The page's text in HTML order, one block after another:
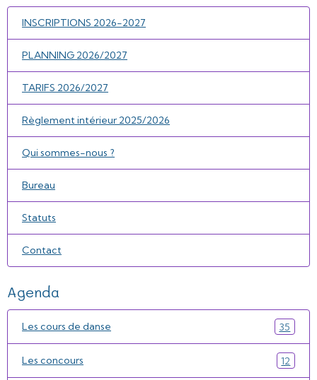
INSCRIPTIONS 2026-2027
PLANNING 2026/2027
TARIFS 2026/2027
Règlement intérieur 2025/2026
Qui sommes-nous ?
Bureau
Statuts
Contact
Agenda
Les cours de danse 35
Les concours 12